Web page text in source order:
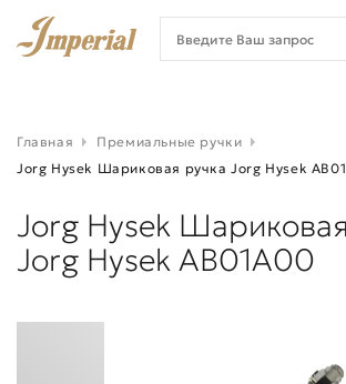
Главная
Премиальные ручки
Jorg Hysek Шариковая ручка Jorg Hysek
Jorg Hysek
Jorg Hysek AB01A00